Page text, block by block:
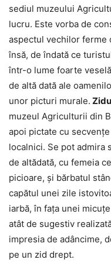
sediul muzeului
lucru. Este vorba de
aspectul vechilor ferme
însă, de îndată ce
într-o lume foarte
de altă dată ale
unor picturi murale.
muzeul Agriculturii din
apoi pictate cu
localnici. Se pot admira
de altădată, cu femeia
picioare, şi bărbatul
capătul unei zile
iarbă, în faţa unei
atât de sugestiv
impresia de adâncime,
pe un zid drept.